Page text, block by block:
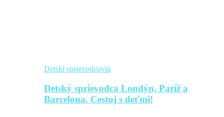
Detskí sprievodcovia
Detský sprievodca Londýn, Paríž a
Barcelona. Cestuj s deťmi!